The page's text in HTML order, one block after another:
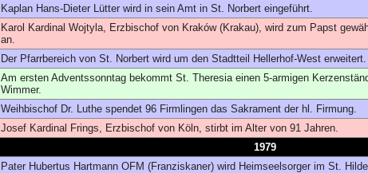
Kaplan Hans-Dieter Lütter wird in sein Amt in St. Norbert eingeführt.
Karol Kardinal Wojtyla, Erzbischof von Kraków (Krakau), wird zum Papst
an.
Der Pfarrbereich von St. Norbert wird um den Stadtteil Hellerhof-West erweitert.
Am ersten Adventssonntag bekommt St. Theresia einen 5-armigen
Wimmer.
Weihbischof Dr. Luthe spendet 96 Firmlingen das Sakrament der hl. Firmung.
Josef Kardinal Frings, Erzbischof von Köln, stirbt im Alter von 91 Jahren.
1979
Pater Hubertus Hartmann OFM (Franziskaner) wird Heimseelsorger im St.